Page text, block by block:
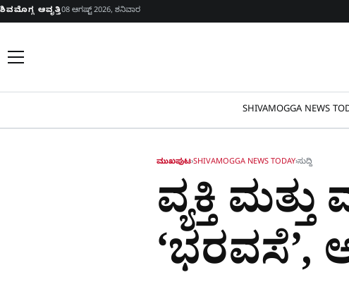
Skip to content
ಶಿವಮೊಗ್ಗ ಆವೃತ್ತಿ08 ಆಗಷ್ಟ್ 2026, ಶನಿವಾರ
SHIVAMOGGA NEWS
ಮುಖಪುಟ›SHIVAMOGGA NEWS TODAY›ಸುದ್ದಿ
ವ್ಯಕ್ತಿ
‘ಭರವಸೆ’,